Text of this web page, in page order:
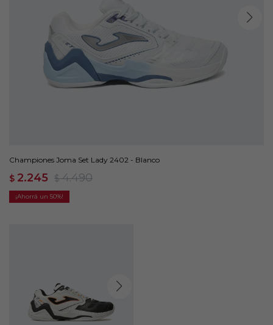
Championes Joma Set Lady 2402 - Blanco
$ 2.245 $ 4.490
50